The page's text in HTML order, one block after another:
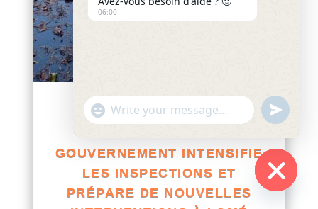
TOGO / GESTION POST-
GOUVERNEMENT INTENSIFIE
LES INSPECTIONS ET
PRÉPARE DE NOUVELLES
06:00
"+chaty_settings.lang.emoji_picker+"
WhatsApp
undefined